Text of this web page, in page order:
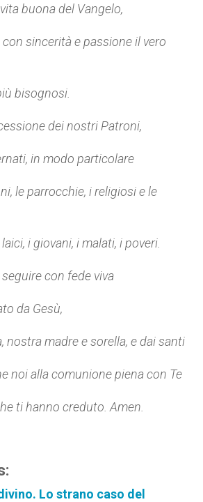
buona del Vangelo,
sincerità e passione il vero
bisognosi.
dei nostri Patroni,
in modo particolare
le parrocchie, i religiosi e le
i giovani, i malati, i poveri.
con fede viva
da Gesù,
nostra madre e sorella, e dai santi
noi alla comunione piena con Te
ti hanno creduto. Amen.
Lo strano caso del